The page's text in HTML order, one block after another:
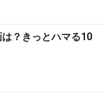
は？きっとハマる10